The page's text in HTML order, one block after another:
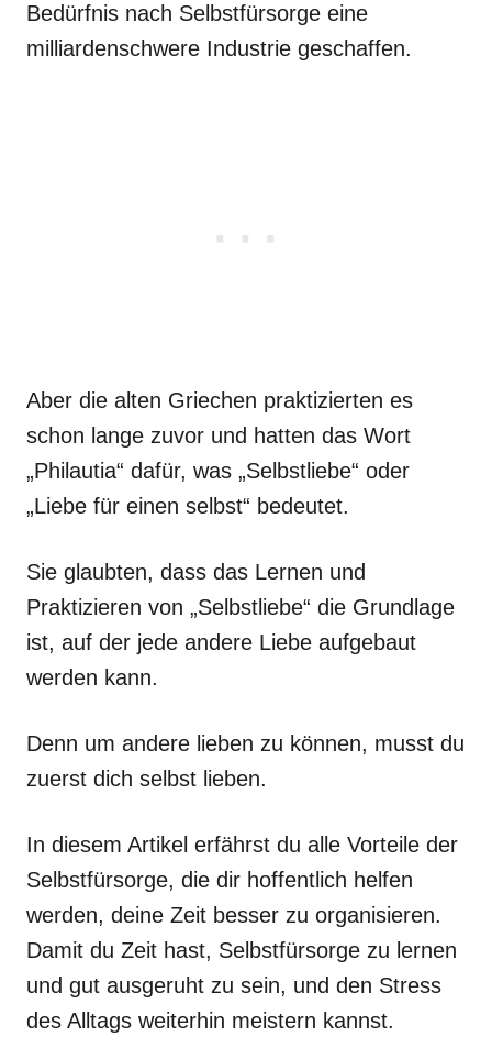
Bedürfnis nach Selbstfürsorge eine
milliardenschwere Industrie geschaffen.
Aber die alten Griechen praktizierten es
schon lange zuvor und hatten das Wort
„Philautia“ dafür, was „Selbstliebe“ oder
„Liebe für einen selbst“ bedeutet.
Sie glaubten, dass das Lernen und
Praktizieren von „Selbstliebe“ die Grundlage
ist, auf der jede andere Liebe aufgebaut
werden kann.
Denn um andere lieben zu können, musst du
zuerst dich selbst lieben.
In diesem Artikel erfährst du alle Vorteile der
Selbstfürsorge, die dir hoffentlich helfen
werden, deine Zeit besser zu organisieren.
Damit du Zeit hast, Selbstfürsorge zu lernen
und gut ausgeruht zu sein, und den Stress
des Alltags weiterhin meistern kannst.